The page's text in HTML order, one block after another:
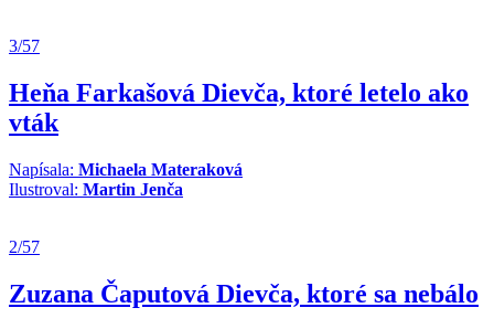
3/57
Heňa Farkašová Dievča, ktoré letelo ako
vták
Napísala: Michaela Materaková
Ilustroval: Martin Jenča
2/57
Zuzana Čaputová Dievča, ktoré sa nebálo